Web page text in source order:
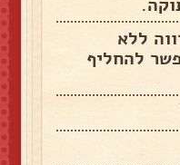
ללא
להחליף